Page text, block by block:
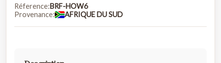
Réference:BRF-HOW6
Provenance:
AFRIQUE DU SUD